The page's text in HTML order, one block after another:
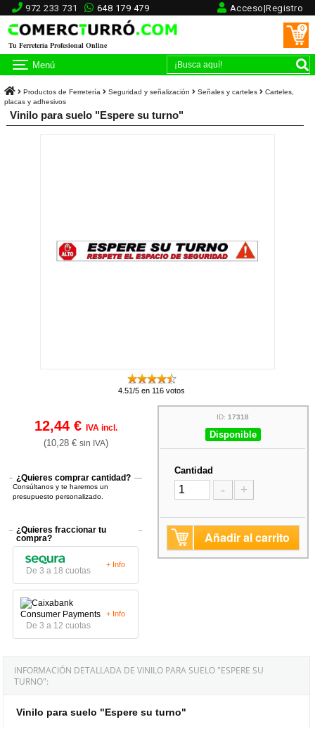
972 233 731 648 179 479 Acceso|Registro
Tu Ferretería Profesional Online
0
Menú
Productos de Ferretería Seguridad y señalización Señales y carteles
Carteles,
placas y adhesivos
Vinilo para suelo "Espere su turno"
4.51/5 en 116 votos
12,44 € IVA incl.
(10,28 € sin IVA)
¿Quieres comprar cantidad?
Consúltanos y te haremos un
presupuesto personalizado.
¿Quieres fraccionar tu
compra?
De 3 a 18 cuotas
+ Info
De 3 a 12 cuotas
+ Info
ID:17318
Disponible
Cantidad
- +
Añadir al carrito
INFORMACIÓN DETALLADA DE VINILO PARA SUELO "ESPERE SU
TURNO":
Vinilo para suelo "Espere su turno"